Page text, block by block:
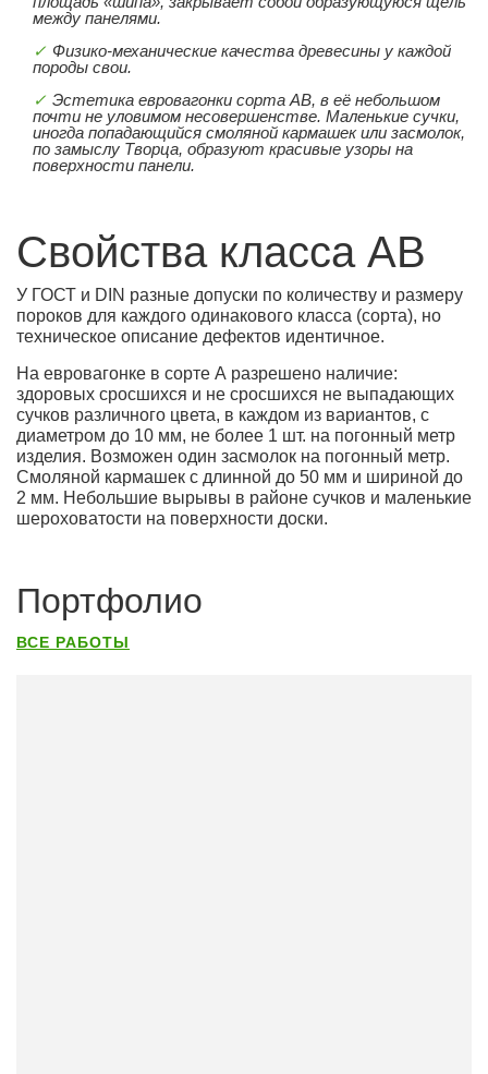
между панелями.
Физико-механические качества древесины у каждой
породы свои.
Эстетика евровагонки сорта АB, в её небольшом
почти не уловимом несовершенстве. Маленькие сучки,
иногда попадающийся смоляной кармашек или засмолок,
по замыслу Творца, образуют красивые узоры на
поверхности панели.
Свойства класса АB
У ГОСТ и DIN разные допуски по количеству и размеру
пороков для каждого одинакового класса (сорта), но
техническое описание дефектов идентичное.
На евровагонке в сорте А разрешено наличие:
здоровых сросшихся и не сросшихся не выпадающих
сучков различного цвета, в каждом из вариантов, с
диаметром до 10 мм, не более 1 шт. на погонный метр
изделия. Возможен один засмолок на погонный метр.
Смоляной кармашек с длинной до 50 мм и шириной до
2 мм. Небольшие вырывы в районе сучков и маленькие
шероховатости на поверхности доски.
Портфолио
ВСЕ РАБОТЫ